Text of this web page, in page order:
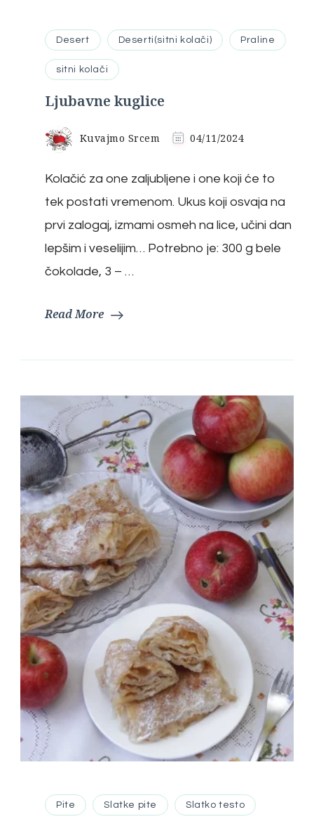
Desert Deserti(sitni kolači) Praline
sitni kolači
Ljubavne kuglice
Kuvajmo Srcem 04/11/2024
Kolačić za one zaljubljene i one koji će to
tek postati vremenom. Ukus koji osvaja na
prvi zalogaj, izmami osmeh na lice, učini dan
lepšim i veselijim… Potrebno je: 300 g bele
čokolade, 3 – …
Read More
Pite Slatke pite Slatko testo